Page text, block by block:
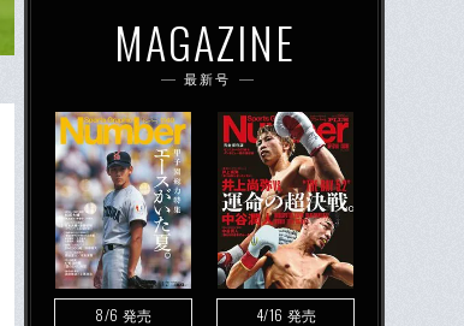
MAGAZINE
最新号
8/6 発売 4/16 発売